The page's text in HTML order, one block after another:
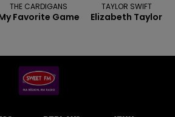
THE CARDIGANS
Favorite Game
TAYLOR SWIFT
Elizabeth Taylor